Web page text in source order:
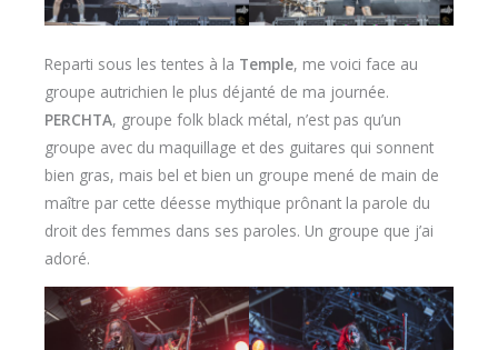
Reparti sous les tentes à la Temple, me voici face au
groupe autrichien le plus déjanté de ma journée.
PERCHTA, groupe folk black métal, n’est pas qu’un
groupe avec du maquillage et des guitares qui sonnent
bien gras, mais bel et bien un groupe mené de main de
maître par cette déesse mythique prônant la parole du
droit des femmes dans ses paroles. Un groupe que j’ai
adoré.